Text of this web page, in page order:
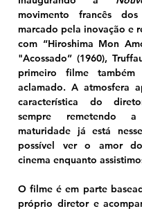
movimento francês
marcado pela inovação e
com “Hiroshima Mon
"Acossado” (1960),
primeiro filme
aclamado. A atmosfera
característica do
sempre remetendo
maturidade já está
possível ver o amor
cinema enquanto
O filme é em parte
próprio diretor e